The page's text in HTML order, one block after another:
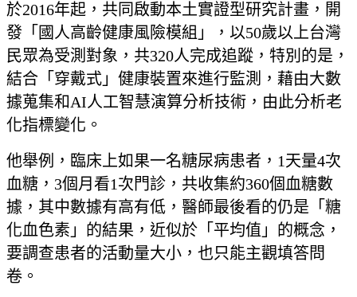
於2016年起，共同啟動本土實證型研究計畫，開
發「國人高齡健康風險模組」，以50歲以上台灣
民眾為受測對象，共320人完成追蹤，特別的是，
結合「穿戴式」健康裝置來進行監測，藉由大數
據蒐集和AI人工智慧演算分析技術，由此分析老
化指標變化。
他舉例，臨床上如果一名糖尿病患者，1天量4次
血糖，3個月看1次門診，共收集約360個血糖數
據，其中數據有高有低，醫師最後看的仍是「糖
化血色素」的結果，近似於「平均值」的概念，
要調查患者的活動量大小，也只能主觀填答問
卷。